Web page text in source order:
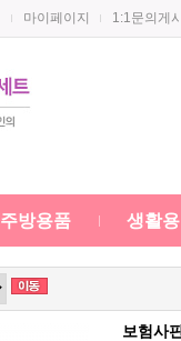
마이페이지 1:1문의게
주방용품 생활
보험사